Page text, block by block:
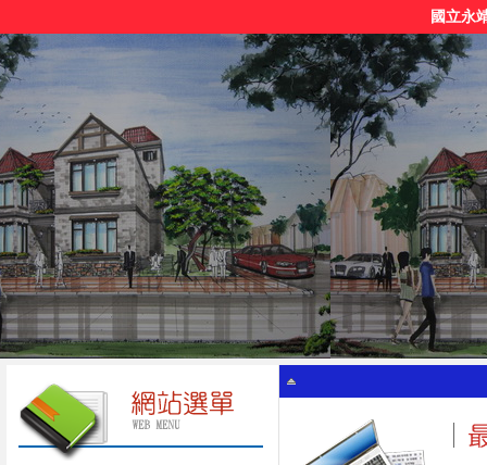
國立永